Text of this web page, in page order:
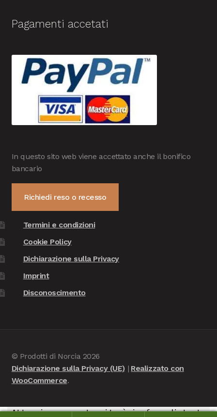
Pagamenti accetati
In questo sito web viene accettato anche il bonifico
bancario
Richiedi reso o recesso
Termini e condizioni
Cookie Policy
Dichiarazione sulla Privacy
Imprint
Disconoscimento
© Prodotti di Norcia 2026
Dichiarazione sulla Privacy (UE)
Realizzato con
WooCommerce.
Attenzione, questo sito è in fase di test -